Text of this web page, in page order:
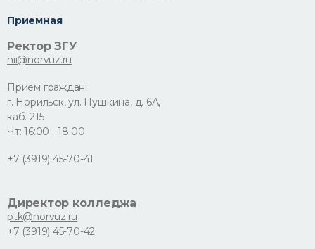
Приемная
Ректор ЗГУ
nii@norvuz.ru
Прием граждан:
г. Норильск, ул. Пушкина, д. 6А,
каб. 215
Чт: 16:00 - 18:00
+7 (3919) 45-70-41
Директор колледжа
ptk@norvuz.ru
+7 (3919) 45-70-42